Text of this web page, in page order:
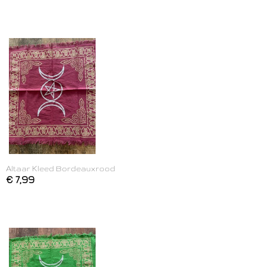
Altaar Kleed Bordeauxrood
€ 7,99